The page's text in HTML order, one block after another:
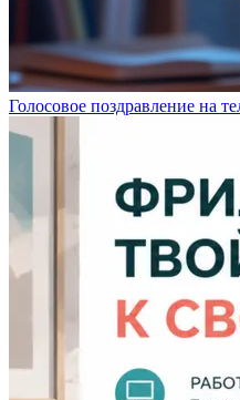
Голосовое поздравление на